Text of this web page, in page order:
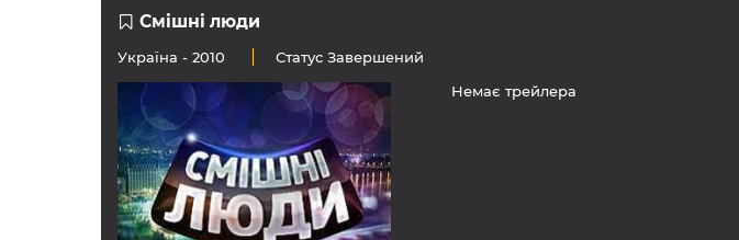
Смішні люди
Україна - 2010 Статус Завершений
Немає трейлера